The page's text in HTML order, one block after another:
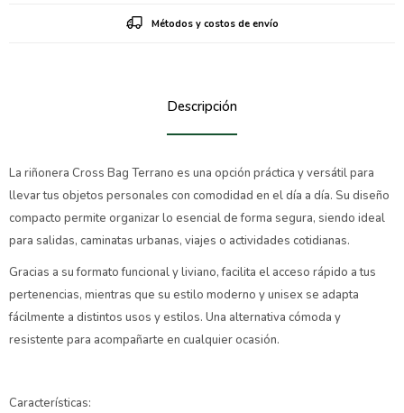
Métodos y costos de envío
Descripción
La riñonera Cross Bag Terrano es una opción práctica y versátil para
llevar tus objetos personales con comodidad en el día a día. Su diseño
compacto permite organizar lo esencial de forma segura, siendo ideal
para salidas, caminatas urbanas, viajes o actividades cotidianas.
Gracias a su formato funcional y liviano, facilita el acceso rápido a tus
pertenencias, mientras que su estilo moderno y unisex se adapta
fácilmente a distintos usos y estilos. Una alternativa cómoda y
resistente para acompañarte en cualquier ocasión.
Características: